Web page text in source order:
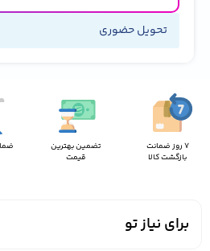
تحویل حضوری
7 روز ضمانت
بازگشت کالا
تضمین بهترین
قیمت
برای نیاز تو